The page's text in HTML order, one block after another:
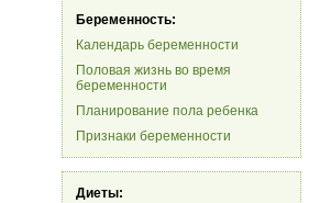
Беременность:
Календарь беременности
Половая жизнь во время
беременности
Планирование пола ребенка
Признаки беременности
Диеты: